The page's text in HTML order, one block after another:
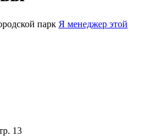
парк Я менеджер этой
13